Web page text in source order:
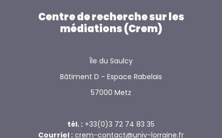
Centre de recherche sur les
médiations (Crem)
Île du Saulcy
Bâtiment D - Espace Rabelais
57000 Metz
tél. : +33(0)3 72 74 83 35
Courriel : crem-contact@univ-lorraine.fr